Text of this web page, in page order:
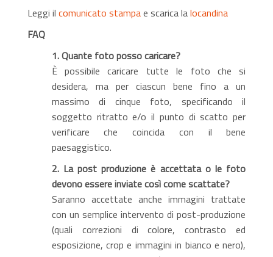
Leggi il comunicato stampae scarica lalocandina
FAQ
1. Quante foto posso caricare?
È possibile caricare tutte le foto che si
desidera, ma per ciascun bene fino a un
massimo di cinque foto, specificando il
soggetto ritratto e/o il punto di scatto per
verificare che coincida con il bene
paesaggistico.
2. La post produzione è accettata o le foto
devono essere inviate così come scattate?
Saranno accettate anche immagini trattate
con un semplice intervento di post-produzione
(quali correzioni di colore, contrasto ed
esposizione, crop e immagini in bianco e nero),